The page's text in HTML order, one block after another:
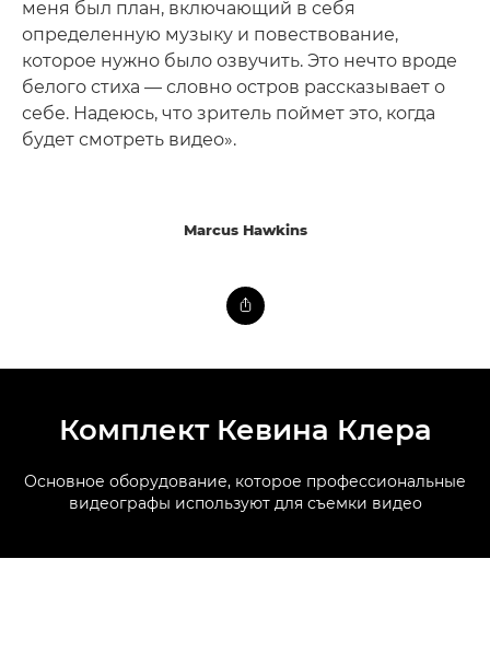
меня был план, включающий в себя
определенную музыку и повествование,
которое нужно было озвучить. Это нечто вроде
белого стиха — словно остров рассказывает о
себе. Надеюсь, что зритель поймет это, когда
будет смотреть видео».
Marcus Hawkins
Комплект Кевина Клера
Основное оборудование, которое профессиональные
видеографы используют для съемки видео